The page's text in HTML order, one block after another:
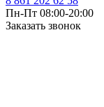
Пн-Пт 08:00-20:00
Заказать звонок